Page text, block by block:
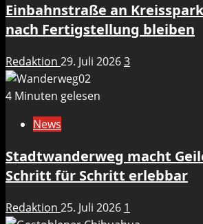
Einbahnstraße an
nach Fertigstellung bleiben
Redaktion 29. Juli 20263
4 Minuten gelesen
News
Stadtwanderweg macht
Schritt für Schritt erlebbar
Redaktion 25. Juli 2026 1